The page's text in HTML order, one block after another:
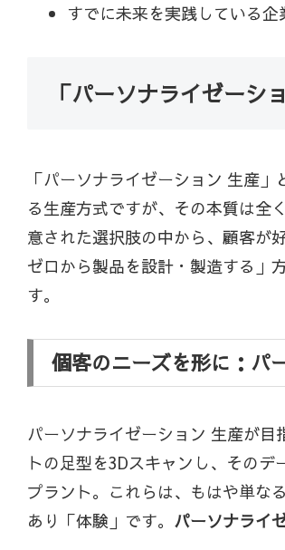
すでに未来を実践している
「パーソナライゼー
「パーソナライゼーション 生産
る生産方式ですが、その本質は全
意された選択肢の中から、顧客が
ゼロから製品を設計・製造する」
す。
個客のニーズを形に：パ
パーソナライゼーション 生産が
トの足型を3Dスキャンし、その
プラント。これらは、もはや単な
あり「体験」です。 パーソナライ